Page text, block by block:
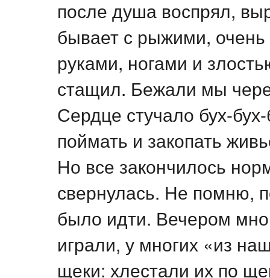
после душа воспрял,
бывает с рыжими,
руками, ногами и
стащил. Бежали мы
Сердце стучало бух-
поймать и закопать
Но все закончилось
свернулась. Не помню,
было идти. Вечером
играли, у многих «из
щеки: хлестали их по